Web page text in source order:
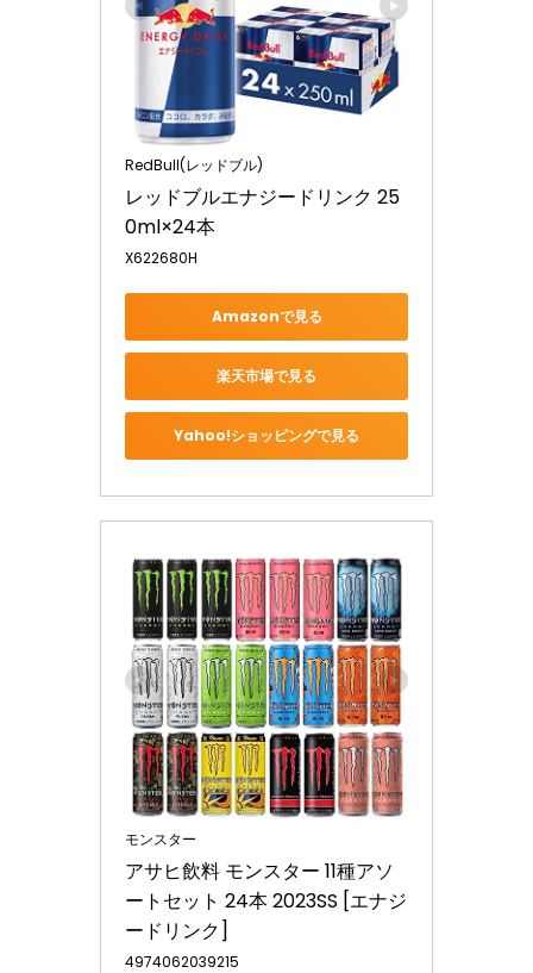
RedBull(レッドブル)
レッドブルエナジードリンク 25
0ml×24本
X622680H
Amazonで見る
楽天市場で見る
Yahoo!ショッピングで見る
モンスター
アサヒ飲料 モンスター 11種アソ
ートセット 24本 2023SS [エナジ
ードリンク]
4974062039215